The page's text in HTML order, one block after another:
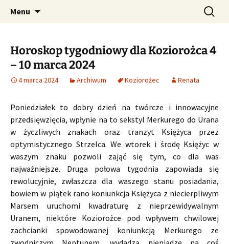
CzaroMarowy horoskop
dzienny, miesięczny i
tygodniowy
Profesjonalne przepowiednie astrologiczne
Menu Szukaj:
Horoskop tygodniowy dla Koziorożca 4
– 10 marca 2024
4 marca 2024 Archiwum Koziorożec Renata
Poniedziałek to dobry dzień na twórcze i innowacyjne
przedsięwzięcia, wpłynie na to sekstyl Merkurego do Urana
w życzliwych znakach oraz tranzyt Księżyca przez
optymistycznego Strzelca. We wtorek i środę Księżyc w
waszym znaku pozwoli zająć się tym, co dla was
najważniejsze. Druga połowa tygodnia zapowiada się
rewolucyjnie, zwłaszcza dla waszego stanu posiadania,
bowiem w piątek rano koniunkcja Księżyca z niecierpliwym
Marsem uruchomi kwadraturę z nieprzewidywalnym
Uranem, niektóre Koziorożce pod wpływem chwilowej
zachcianki spowodowanej koniunkcją Merkurego ze